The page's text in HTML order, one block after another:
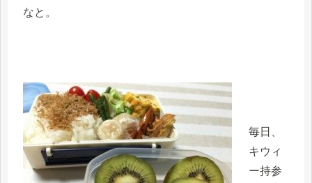
なと。
毎日、
キウィ
ー持参